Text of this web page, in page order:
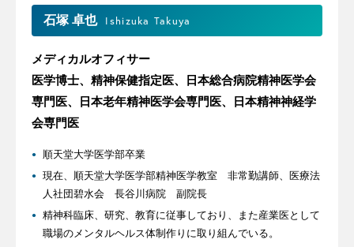
石塚 卓也 Ishizuka Takuya
メディカルオフィサー
医学博士、精神保健指定医、日本総合病院精神医学会
専門医、日本老年精神医学会専門医、日本精神神経学
会専門医
順天堂大学医学部卒業
現在、順天堂大学医学部精神医学教室 非常勤講師、医療法
人社団碧水会 長谷川病院 副院長
精神科臨床、研究、教育に従事しており、また産業医として
職場のメンタルヘルス体制作りに取り組んでいる。